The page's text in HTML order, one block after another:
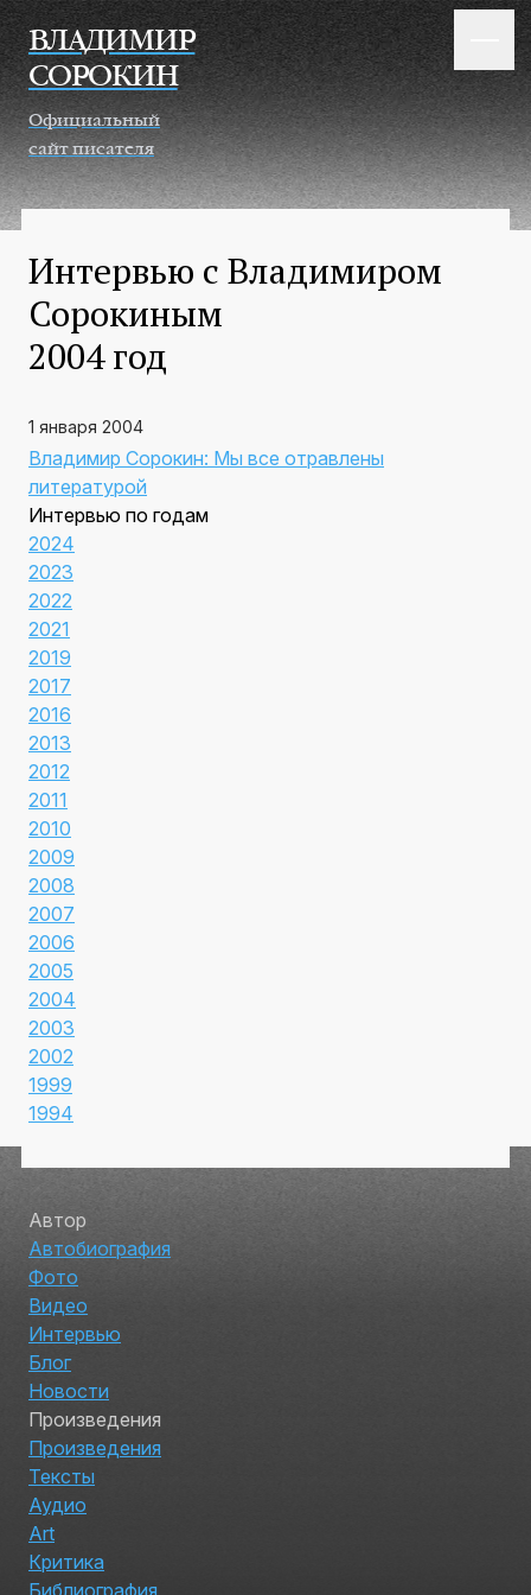
Перейти к основному содержанию
ВЛАДИМИР
СОРОКИН
Официальный
сайт писателя
Интервью с Владимиром
Сорокиным
2004 год
1 января 2004
Владимир Сорокин: Мы все отравлены
литературой
Интервью по годам
2024
2023
2022
2021
2019
2017
2016
2013
2012
2011
2010
2009
2008
2007
2006
2005
2004
2003
2002
1999
1994
Автор
Автобиография
Фото
Видео
Интервью
Блог
Новости
Произведения
Произведения
Тексты
Аудио
Art
Критика
Библиография